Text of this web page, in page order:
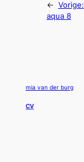
← Vorige:
aqua 8
mia van der burg
CV